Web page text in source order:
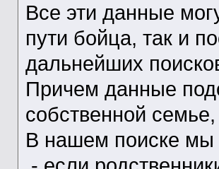
Все эти данные
пути бойца, так и
дальнейших
Причем данные
собственной
В нашем поиске мы